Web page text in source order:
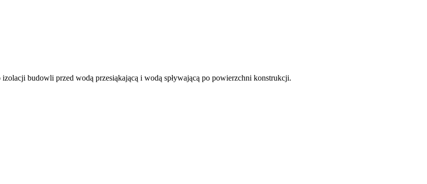
budowli przed wodą przesiąkającą i wodą spływającą po powierzchni konstrukcji.